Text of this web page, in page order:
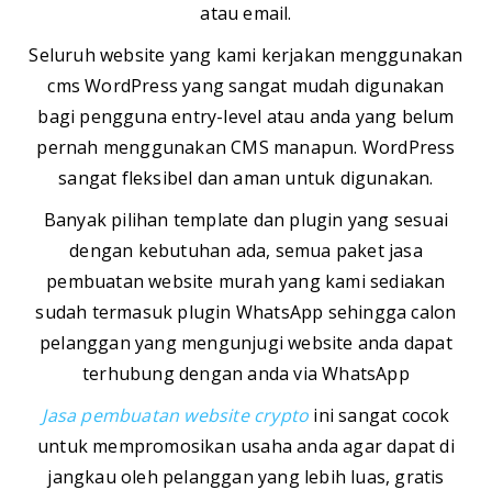
atau email.
Seluruh website yang kami kerjakan menggunakan
cms WordPress yang sangat mudah digunakan
bagi pengguna entry-level atau anda yang belum
pernah menggunakan CMS manapun. WordPress
sangat fleksibel dan aman untuk digunakan.
Banyak pilihan template dan plugin yang sesuai
dengan kebutuhan ada, semua paket jasa
pembuatan website murah yang kami sediakan
sudah termasuk plugin WhatsApp sehingga calon
pelanggan yang mengunjugi website anda dapat
terhubung dengan anda via WhatsApp
Jasa pembuatan website crypto ini sangat cocok
untuk mempromosikan usaha anda agar dapat di
jangkau oleh pelanggan yang lebih luas, gratis